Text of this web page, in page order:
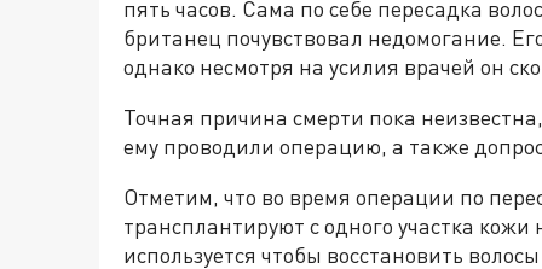
пять часов. Сама по себе пересадка
британец почувствовал недомогание.
однако несмотря на усилия врачей он
Точная причина смерти пока
ему проводили операцию, а также
Отметим, что во время операции по
трансплантируют с одного участка
используется чтобы восстановить